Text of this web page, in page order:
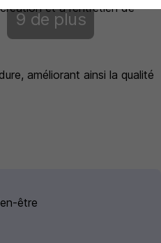
9 de plus
et à l’entretien de
améliorant ainsi la qualité
être